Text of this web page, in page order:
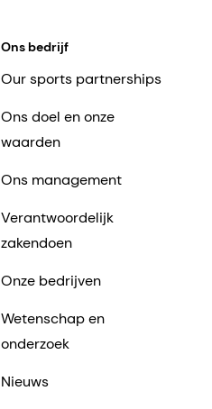
Ons bedrijf
Our sports partnerships
Ons doel en onze
waarden
Ons management
Verantwoordelijk
zakendoen
Onze bedrijven
Wetenschap en
onderzoek
Nieuws